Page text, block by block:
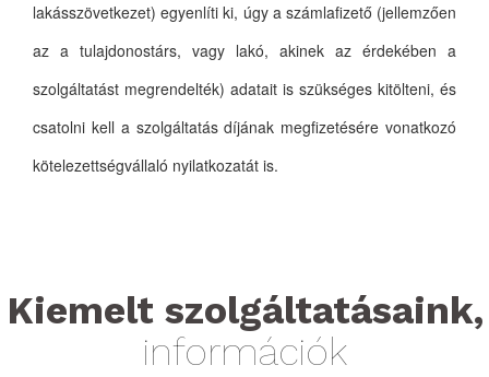
lakásszövetkezet) egyenlíti ki, úgy a számlafizető (jellemzően
az a tulajdonostárs, vagy lakó, akinek az érdekében a
szolgáltatást megrendelték) adatait is szükséges kitölteni, és
csatolni kell a szolgáltatás díjának megfizetésére vonatkozó
kötelezettségvállaló nyilatkozatát is.
Kiemelt szolgáltatásaink,
információk